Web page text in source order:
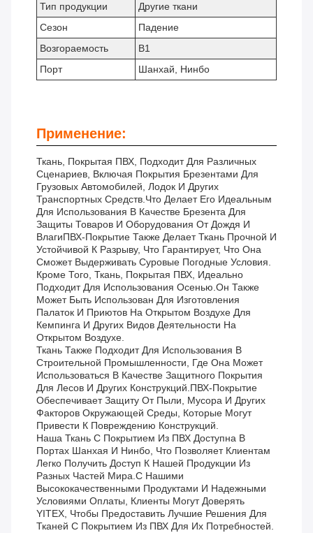
Тип продукции
Другие ткани
Сезон
Падение
Возгораемость
В1
Порт
Шанхай, Нинбо
Применение:
Ткань, Покрытая ПВХ, Подходит Для Различных
Сценариев, Включая Покрытия Брезентами Для
Грузовых Автомобилей, Лодок И Других
Транспортных Средств.что Делает Его Идеальным
Для Использования В Качестве Брезента Для
Защиты Товаров И Оборудования От Дождя И
ВлагиПВХ-Покрытие Также Делает Ткань Прочной И
Устойчивой К Разрыву, Что Гарантирует, Что Она
Сможет Выдерживать Суровые Погодные Условия.
Кроме Того, Ткань, Покрытая ПВХ, Идеально
Подходит Для Использования Осенью.Он Также
Может Быть Использован Для Изготовления
Палаток И Приютов На Открытом Воздухе Для
Кемпинга И Других Видов Деятельности На
Открытом Воздухе.
Ткань Также Подходит Для Использования В
Строительной Промышленности, Где Она Может
Использоваться В Качестве Защитного Покрытия
Для Лесов И Других Конструкций.ПВХ-Покрытие
Обеспечивает Защиту От Пыли, Мусора И Других
Факторов Окружающей Среды, Которые Могут
Привести К Повреждению Конструкций.
Наша Ткань С Покрытием Из ПВХ Доступна В
Портах Шанхая И Нинбо, Что Позволяет Клиентам
Легко Получить Доступ К Нашей Продукции Из
Разных Частей Мира.С Нашими
Высококачественными Продуктами И Надежными
Условиями Оплаты, Клиенты Могут Доверять
YITEX, Чтобы Предоставить Лучшие Решения Для
Тканей С Покрытием Из ПВХ Для Их Потребностей.